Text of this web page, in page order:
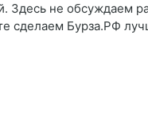
Здесь не обсуждаем
сделаем Бурза.РФ